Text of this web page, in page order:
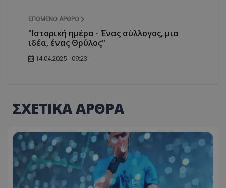
ΕΠΌΜΕΝΟ ΆΡΘΡΟ
"Ιστορική ημέρα - Ένας σύλλογος, μια
ιδέα, ένας Θρύλος"
14.04.2025 - 09:23
ΣΧΕΤΙΚΑ ΑΡΘΡΑ